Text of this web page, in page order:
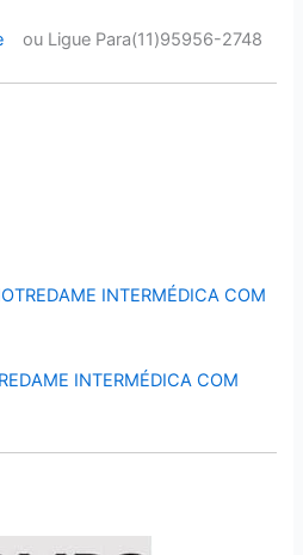
ou Ligue Para(11)95956-2748
INTERMÉDICA COM
INTERMÉDICA COM